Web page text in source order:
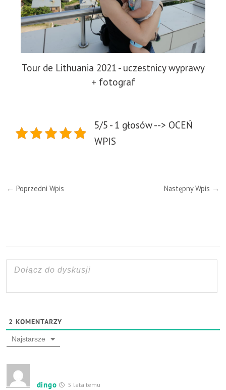
Tour de Lithuania 2021 - uczestnicy wyprawy
+ fotograf
5/5 - 1 głosów --> OCEŃ
WPIS
← Poprzedni Wpis Następny Wpis →
2 KOMENTARZY
Najstarsze
dingo 5 lata temu